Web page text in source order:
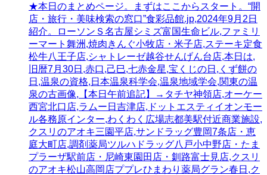
★本日のまとめページ。まずはここからスタート。“開
店・旅行・美味検索の窓口”食彩品館.jp,2024年9月2日
紹介。ローソンＳ名古屋シミズ富国生命ビル,ファミリ
ーマート舞洲,焼肉きんぐ小牧店・米子店,ステーキ定食
松牛八王子店,シャトレーゼ越谷せんげん台店,本日は,
旧暦7月30日,赤口,己巳,七赤金星,宝くじの日,くず餅の
日,温泉の資格,日本温泉科学会,温泉地域学会,関東の温
泉の古画像,【本日午前追記】→タチヤ神領店,オーケー
西宮北口店,ラムー日吉津店,ドットエスティイオンモー
ル各務原インター,わくわく広場志都美駅付近商業施設,
クスリのアオキ三園平店,サンドラッグ豊岡7条店・恵
庭大町店,調剤薬局ツルハドラッグ八戸小中野店・たま
プラーザ駅前店・尼崎東園田店・釧路富士見店,クスリ
のアオキ松山高岡店ププレひまわり薬局グラン春日,ク